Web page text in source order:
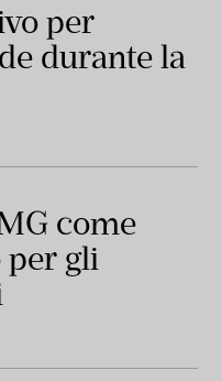
per
durante la
come
gli